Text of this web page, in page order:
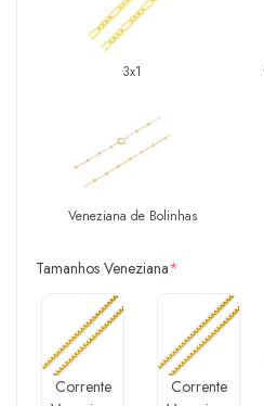
3x1
Veneziana de Bolinhas
Tamanhos Veneziana*
Corrente
Corrente